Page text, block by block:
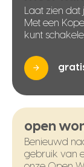
Laat zien
Met een
kunt
open
Benieuwd
gebruik van